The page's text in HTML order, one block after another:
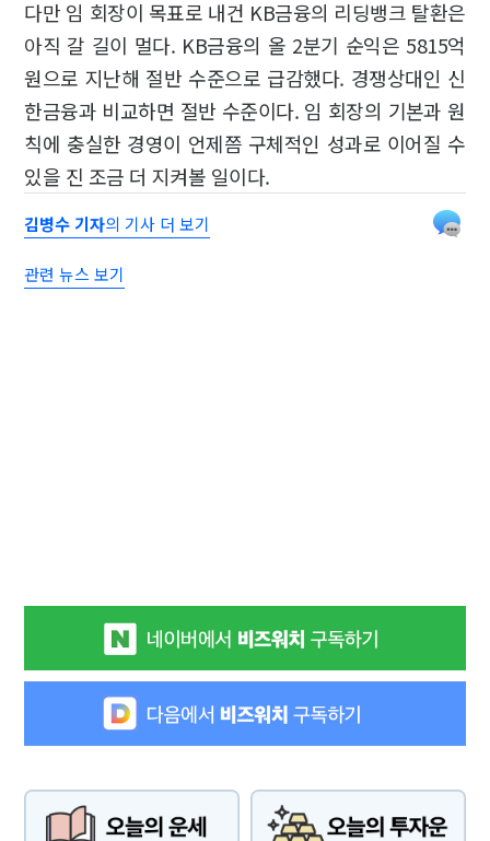
다만 임 회장이 목표로 내건 KB금융의 리딩뱅크 탈환은
아직 갈 길이 멀다. KB금융의 올 2분기 순익은 5815억
원으로 지난해 절반 수준으로 급감했다. 경쟁상대인 신
한금융과 비교하면 절반 수준이다. 임 회장의 기본과 원
칙에 충실한 경영이 언제쯤 구체적인 성과로 이어질 수
있을 진 조금 더 지켜볼 일이다.
김병수 기자의 기사 더 보기
관련 뉴스 보기